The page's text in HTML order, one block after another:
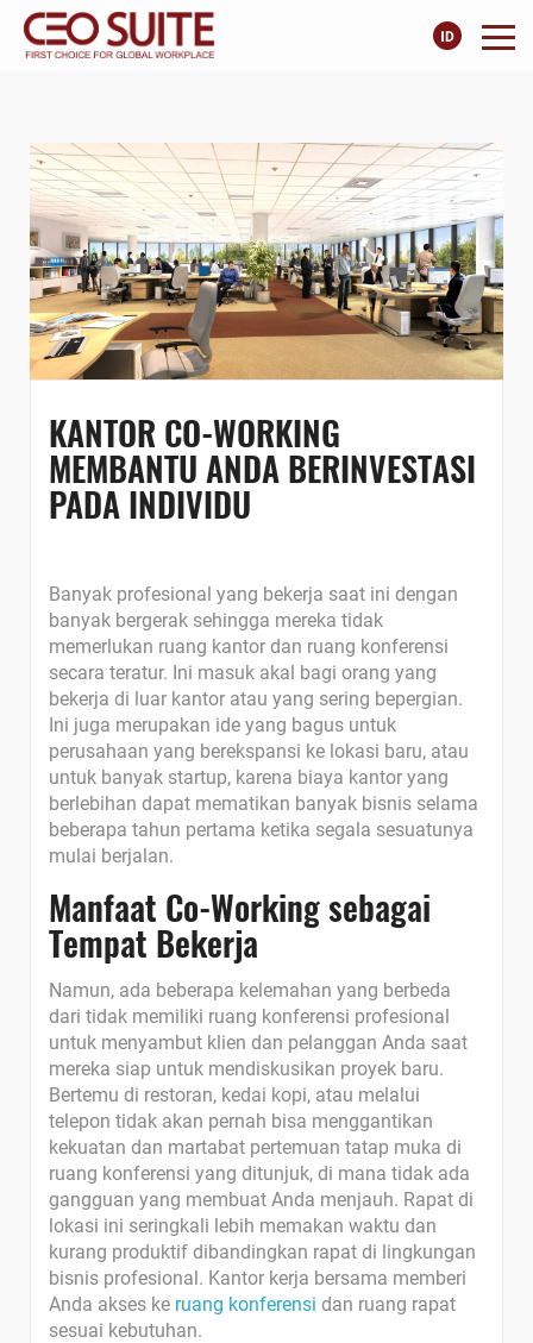
KANTOR CO-WORKING
MEMBANTU ANDA BERINVESTASI
PADA INDIVIDU
Banyak profesional yang bekerja saat ini dengan
banyak bergerak sehingga mereka tidak
memerlukan ruang kantor dan ruang konferensi
secara teratur. Ini masuk akal bagi orang yang
bekerja di luar kantor atau yang sering bepergian.
Ini juga merupakan ide yang bagus untuk
perusahaan yang berekspansi ke lokasi baru, atau
untuk banyak startup, karena biaya kantor yang
berlebihan dapat mematikan banyak bisnis selama
beberapa tahun pertama ketika segala sesuatunya
mulai berjalan.
Manfaat Co-Working sebagai
Tempat Bekerja
Namun, ada beberapa kelemahan yang berbeda
dari tidak memiliki ruang konferensi profesional
untuk menyambut klien dan pelanggan Anda saat
mereka siap untuk mendiskusikan proyek baru.
Bertemu di restoran, kedai kopi, atau melalui
telepon tidak akan pernah bisa menggantikan
kekuatan dan martabat pertemuan tatap muka di
ruang konferensi yang ditunjuk, di mana tidak ada
gangguan yang membuat Anda menjauh. Rapat di
lokasi ini seringkali lebih memakan waktu dan
kurang produktif dibandingkan rapat di lingkungan
bisnis profesional. Kantor kerja bersama memberi
Anda akses ke ruang konferensi dan ruang rapat
sesuai kebutuhan.